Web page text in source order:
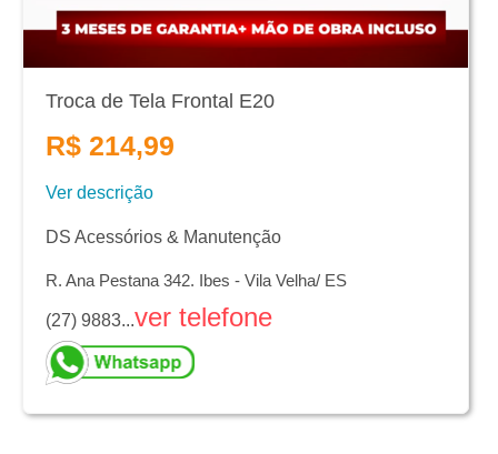
Troca de Tela Frontal E20
R$ 214,99
Ver descrição
DS Acessórios & Manutenção
R. Ana Pestana 342. Ibes - Vila Velha/ ES
(27) 9883...ver telefone